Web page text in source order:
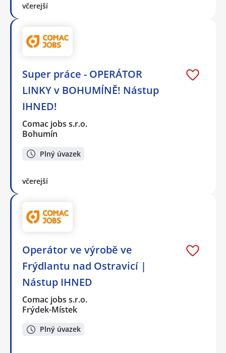
včerejší
Super práce - OPERÁTOR
LINKY v BOHUMÍNĚ! Nástup
IHNED!
Comac jobs s.r.o.
Bohumín
Plný úvazek
včerejší
Operátor ve výrobě ve
Frýdlantu nad Ostravicí |
Nástup IHNED
Comac jobs s.r.o.
Frýdek-Místek
Plný úvazek